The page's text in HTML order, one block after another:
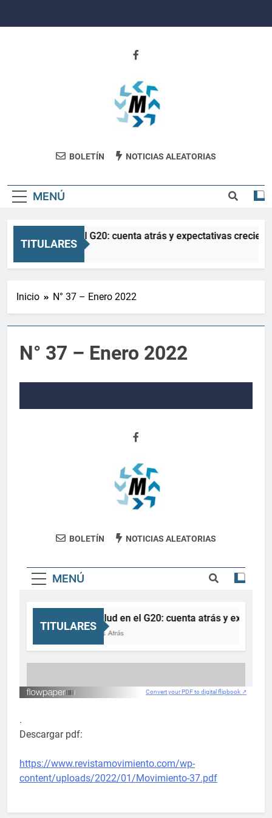
Revista
BOLETÍN NOTICIAS ALEATORIAS
MENÚ
TITULARES
La Salud en el G20: cuenta atrás y expectativas
3 Meses Atrás
Inicio N° 37 – Enero 2022
N° 37 – Enero 2022
Convert your PDF to digital flipbook ↗
.
Descargar pdf:
https://www.revistamovimiento.com/wp-
content/uploads/2022/01/Movimiento-37.pdf